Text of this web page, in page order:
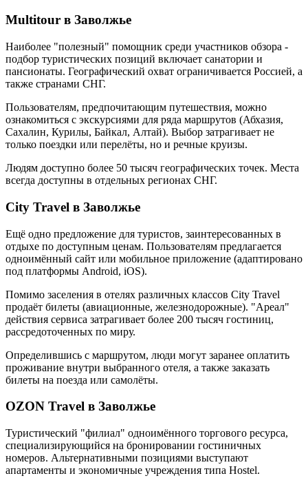
Multitour в Заволжье
Наиболее "полезный" помощник среди участников обзора -
подбор туристических позиций включает санатории и
пансионаты. Географический охват ограничивается Россией, а
также странами СНГ.
Пользователям, предпочитающим путешествия, можно
ознакомиться с экскурсиями для ряда маршрутов (Абхазия,
Сахалин, Курилы, Байкал, Алтай). Выбор затрагивает не
только поездки или перелёты, но и речные круизы.
Людям доступно более 50 тысяч географических точек. Места
всегда доступны в отдельных регионах СНГ.
City Travel в Заволжье
Ещё одно предложение для туристов, заинтересованных в
отдыхе по доступным ценам. Пользователям предлагается
одноимённый сайт или мобильное приложение (адаптировано
под платформы Android, iOS).
Помимо заселения в отелях различных классов City Travel
продаёт билеты (авиационные, железнодорожные). "Ареал"
действия сервиса затрагивает более 200 тысяч гостиниц,
рассредоточенных по миру.
Определившись с маршрутом, люди могут заранее оплатить
проживание внутри выбранного отеля, а также заказать
билеты на поезда или самолёты.
OZON Travel в Заволжье
Туристический "филиал" одноимённого торгового ресурса,
специализирующийся на бронировании гостиничных
номеров. Альтернативными позициями выступают
апартаменты и экономичные учреждения типа Hostel.